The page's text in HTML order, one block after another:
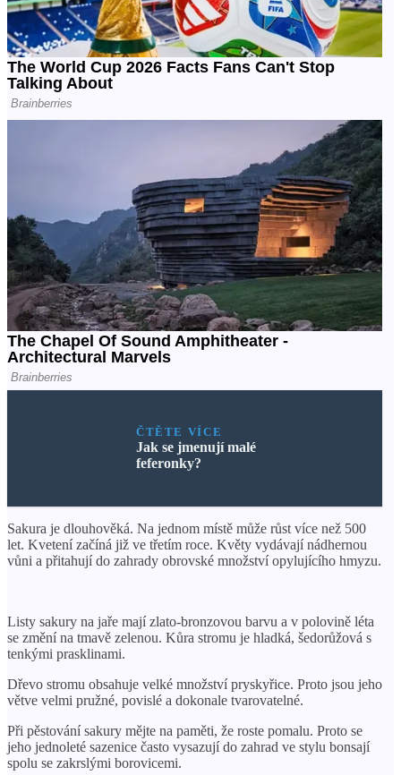
ČTĚTE VÍCE
Jak se jmenují malé
feferonky?
Sakura je dlouhověká. Na jednom místě může růst více než 500
let. Kvetení začíná již ve třetím roce. Květy vydávají nádhernou
vůni a přitahují do zahrady obrovské množství opylujícího hmyzu.
Listy sakury na jaře mají zlato-bronzovou barvu a v polovině léta
se změní na tmavě zelenou. Kůra stromu je hladká, šedorůžová s
tenkými prasklinami.
Dřevo stromu obsahuje velké množství pryskyřice. Proto jsou jeho
větve velmi pružné, povislé a dokonale tvarovatelné.
Při pěstování sakury mějte na paměti, že roste pomalu. Proto se
jeho jednoleté sazenice často vysazují do zahrad ve stylu bonsají
spolu se zakrslými borovicemi.